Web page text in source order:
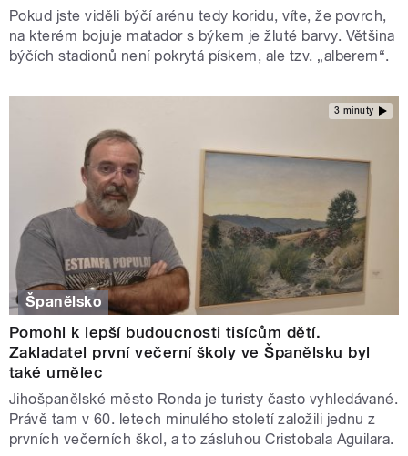
Pokud jste viděli býčí arénu tedy koridu, víte, že povrch,
na kterém bojuje matador s býkem je žluté barvy. Většina
býčích stadionů není pokrytá pískem, ale tzv. „alberem“.
3 minuty
Španělsko
Pomohl k lepší budoucnosti tisícům dětí.
Zakladatel první večerní školy ve Španělsku byl
také umělec
Jihošpanělské město Ronda je turisty často vyhledávané.
Právě tam v 60. letech minulého století založili jednu z
prvních večerních škol, a to zásluhou Cristobala Aguilara.